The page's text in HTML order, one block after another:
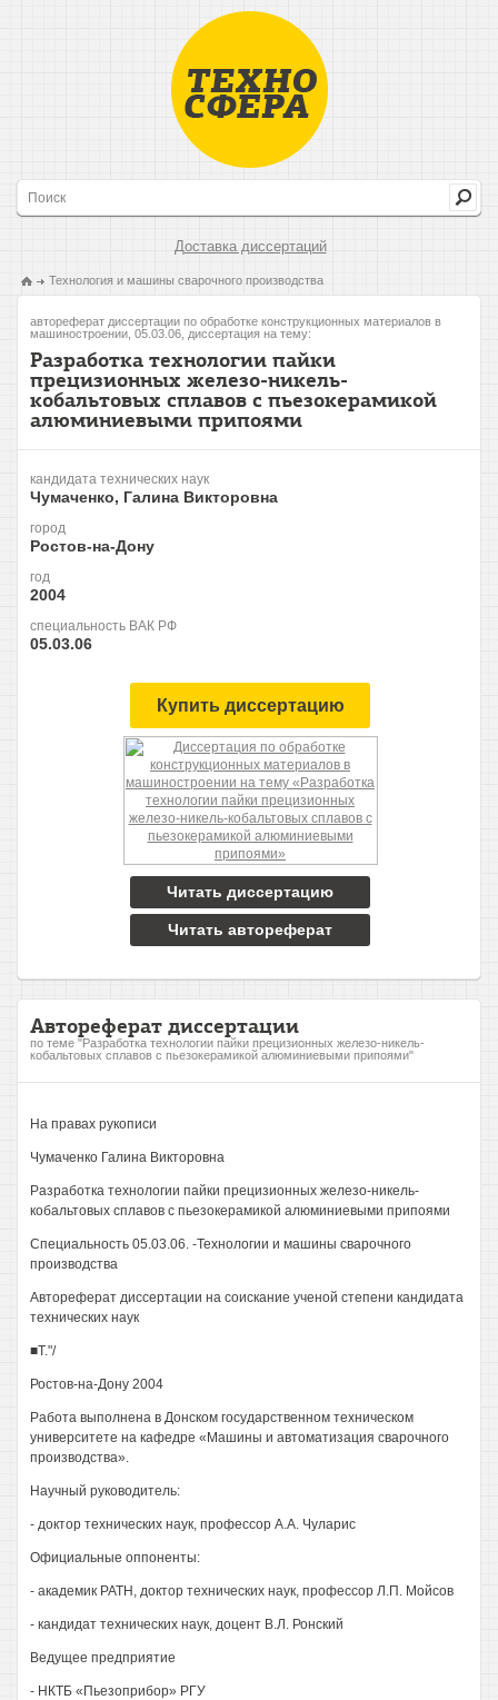
Доставка диссертаций
Технология и машины сварочного производства
автореферат диссертации по обработке конструкционных материалов в
машиностроении, 05.03.06, диссертация на тему:
Разработка технологии пайки
прецизионных железо-никель-
кобальтовых сплавов с пьезокерамикой
алюминиевыми припоями
кандидата технических наук
Чумаченко, Галина Викторовна
город
Ростов-на-Дону
год
2004
специальность ВАК РФ
05.03.06
Купить диссертацию
Читать диссертацию
Читать автореферат
Автореферат диссертации
по теме "Разработка технологии пайки прецизионных железо-никель-
кобальтовых сплавов с пьезокерамикой алюминиевыми припоями"
На правах рукописи
Чумаченко Галина Викторовна
Разработка технологии пайки прецизионных железо-никель-
кобальтовых сплавов с пьезокерамикой алюминиевыми припоями
Специальность 05.03.06. -Технологии и машины сварочного
производства
Автореферат диссертации на соискание ученой степени кандидата
технических наук
■Т."/
Ростов-на-Дону 2004
Работа выполнена в Донском государственном техническом
университете на кафедре «Машины и автоматизация сварочного
производства».
Научный руководитель:
- доктор технических наук, профессор А.А. Чуларис
Официальные оппоненты:
- академик PATH, доктор технических наук, профессор Л.П. Мойсов
- кандидат технических наук, доцент В.Л. Ронский
Ведущее предприятие
- НКТБ «Пьезоприбор» РГУ